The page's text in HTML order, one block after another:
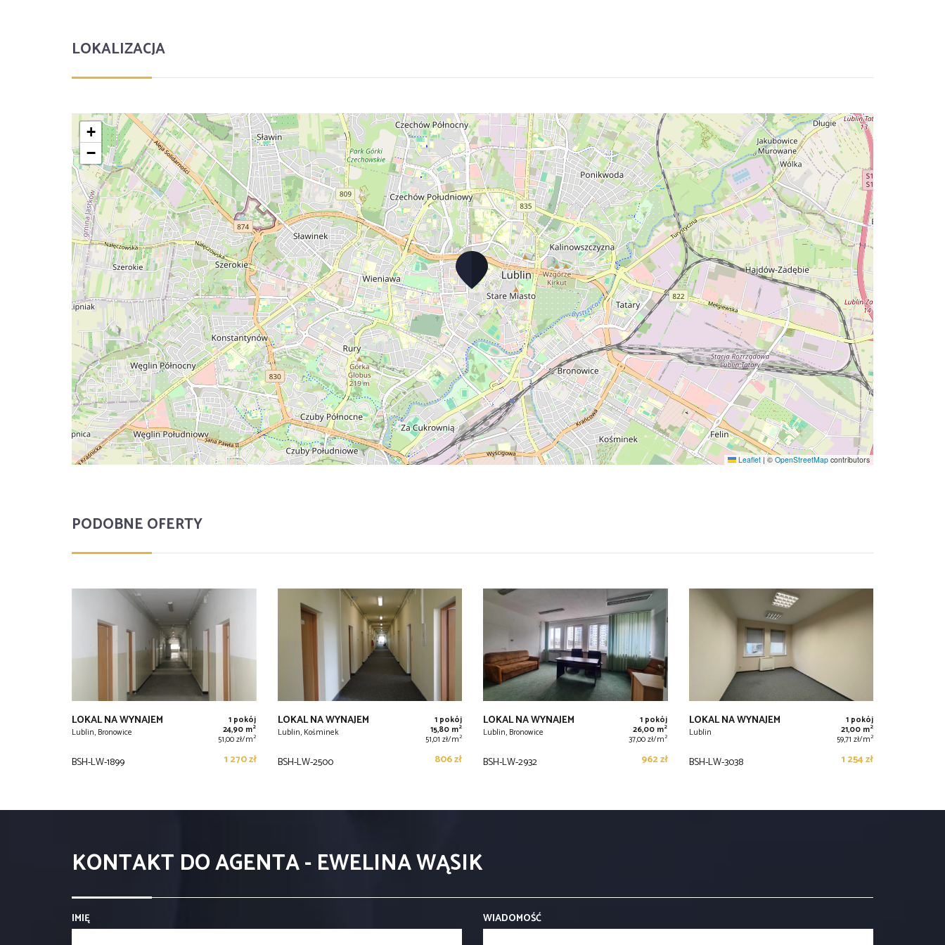
LOKALIZACJA
+
−
Leaflet |© OpenStreetMap contributors
PODOBNE OFERTY
LOKAL NA WYNAJEM
Lublin, Bronowice
1 pokój
24,90 m2
51,00 zł/m2
BSH-LW-1899 1 270 zł
LOKAL NA WYNAJEM
Lublin, Kośminek
1 pokój
15,80 m2
51,01 zł/m2
BSH-LW-2500 806 zł
LOKAL NA WYNAJEM
Lublin, Bronowice
1 pokój
26,00 m2
37,00 zł/m2
BSH-LW-2932 962 zł
LOKAL NA WYNAJEM
Lublin
1 pokój
21,00 m2
59,71 zł/m2
BSH-LW-3038 1 254 zł
KONTAKT DO AGENTA - EWELINA WĄSIK
IMIĘ WIADOMOŚĆ